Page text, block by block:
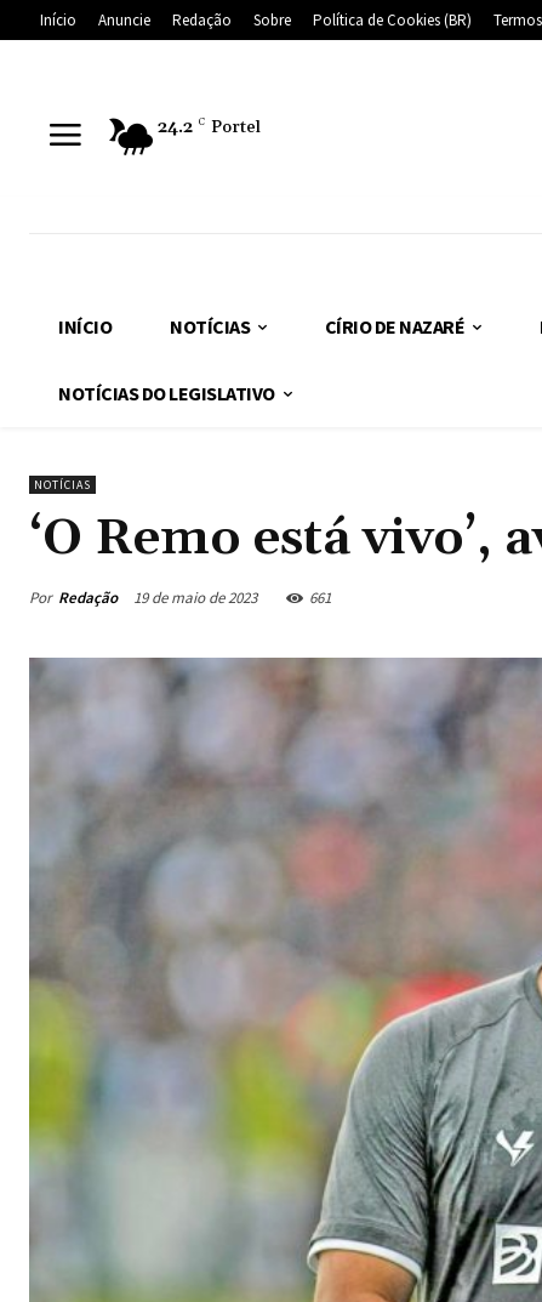
Início Anuncie Redação Sobre Política de Cookies (BR)
24.2 C Portel
INÍCIO NOTÍCIAS CÍRIO DE NAZARÉ
NOTÍCIAS DO LEGISLATIVO
NOTÍCIAS
‘O Remo está vivo’,
Por Redação 19 de maio de 2023 661